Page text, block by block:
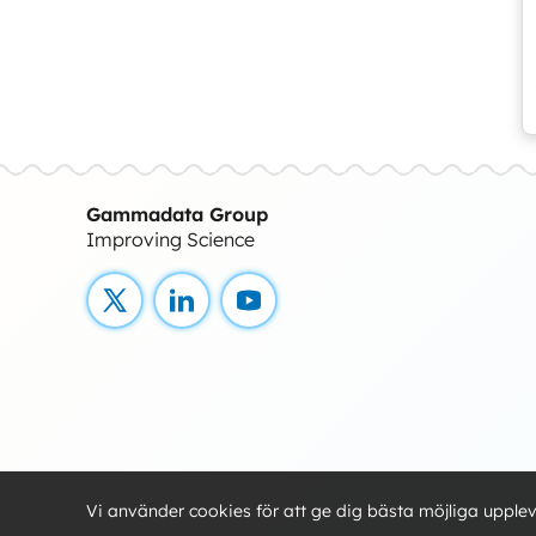
Vi använder cookies för att ge dig bästa möjliga
Gammadata Group
Improving Science
X LinkedInYouTube